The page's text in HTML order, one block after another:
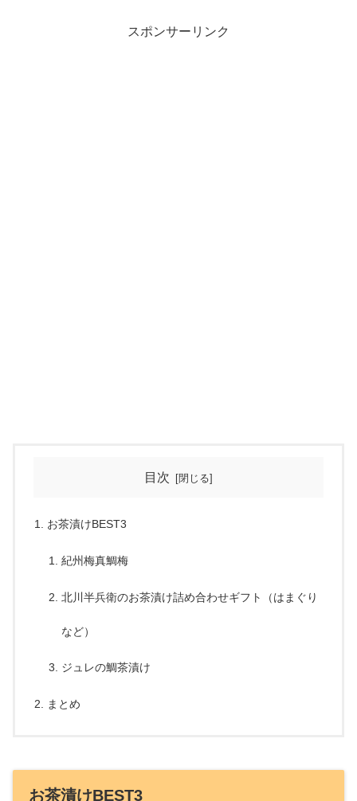
スポンサーリンク
目次
お茶漬けBEST3
紀州梅真鯛梅
北川半兵衛のお茶漬け詰め合わせギフト（はまぐり
など）
ジュレの鯛茶漬け
まとめ
お茶漬けBEST3